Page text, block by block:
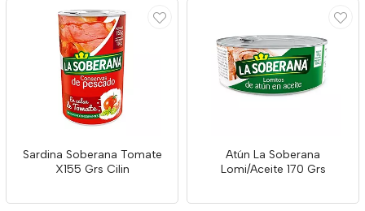
Sardina Soberana Tomate
X155 Grs Cilin
Atún La Soberana
Lomi/Aceite 170 Grs